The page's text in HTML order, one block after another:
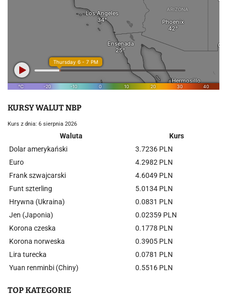
KURSY WALUT NBP
Kurs z dnia: 6 sierpnia 2026
Waluta
Kurs
Dolar amerykański
3.7236 PLN
Euro
4.2982 PLN
Frank szwajcarski
4.6049 PLN
Funt szterling
5.0134 PLN
Hrywna (Ukraina)
0.0831 PLN
Jen (Japonia)
0.02359 PLN
Korona czeska
0.1778 PLN
Korona norweska
0.3905 PLN
Lira turecka
0.0781 PLN
Yuan renminbi (Chiny)
0.5516 PLN
TOP KATEGORIE